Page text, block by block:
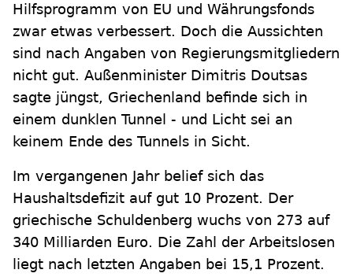
Hilfsprogramm von EU und Währungsfonds
zwar etwas verbessert. Doch die Aussichten
sind nach Angaben von Regierungsmitgliedern
nicht gut. Außenminister Dimitris Doutsas
sagte jüngst, Griechenland befinde sich in
einem dunklen Tunnel - und Licht sei an
keinem Ende des Tunnels in Sicht.
Im vergangenen Jahr belief sich das
Haushaltsdefizit auf gut 10 Prozent. Der
griechische Schuldenberg wuchs von 273 auf
340 Milliarden Euro. Die Zahl der Arbeitslosen
liegt nach letzten Angaben bei 15,1 Prozent.